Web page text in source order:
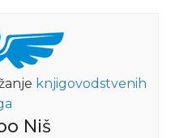
knjigovodstvenih
Niš